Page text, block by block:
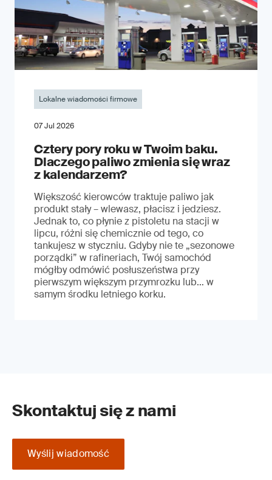
Lokalne wiadomości firmowe
07 Jul 2026
Cztery pory roku w Twoim baku.
Dlaczego paliwo zmienia się wraz
z kalendarzem?
Większość kierowców traktuje paliwo jak
produkt stały – wlewasz, płacisz i jedziesz.
Jednak to, co płynie z pistoletu na stacji w
lipcu, różni się chemicznie od tego, co
tankujesz w styczniu. Gdyby nie te „sezonowe
porządki” w rafineriach, Twój samochód
mógłby odmówić posłuszeństwa przy
pierwszym większym przymrozku lub… w
samym środku letniego korku.
Skontaktuj się z nami
Wyślij wiadomość